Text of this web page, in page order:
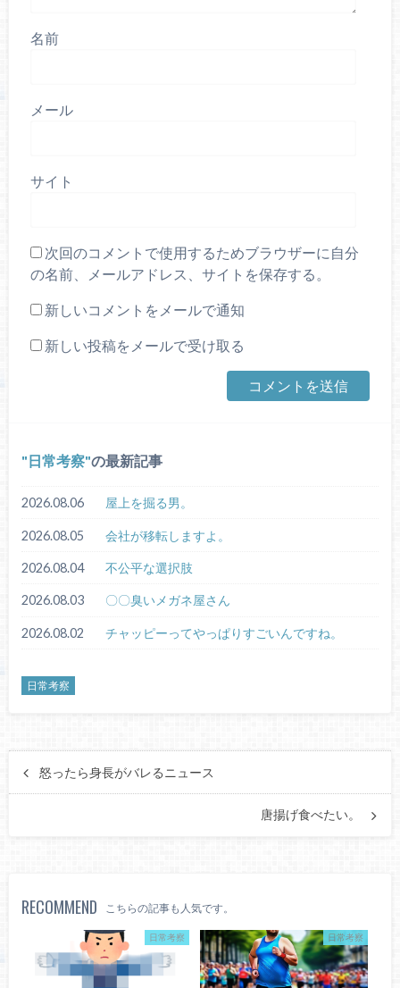
名前
メール
サイト
次回のコメントで使用するためブラウザーに自分
の名前、メールアドレス、サイトを保存する。
新しいコメントをメールで通知
新しい投稿をメールで受け取る
日常考察 の最新記事
2026.08.06 屋上を掘る男。
2026.08.05 会社が移転しますよ。
2026.08.04 不公平な選択肢
2026.08.03 〇〇臭いメガネ屋さん
2026.08.02 チャッピーってやっぱりすごいんですね。
日常考察
怒ったら身長がバレるニュース
唐揚げ食べたい。
RECOMMEND こちらの記事も人気です。
日常考察 日常考察